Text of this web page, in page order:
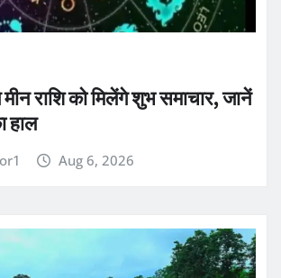
राशि को मिलेंगे शुभ समाचार, जानें
हाल
Aug 6, 2026